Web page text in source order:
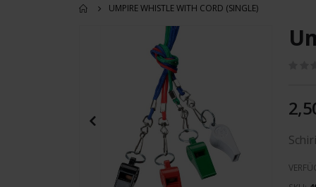
UMPIRE WHISTLE WITH CORD (SINGLE)